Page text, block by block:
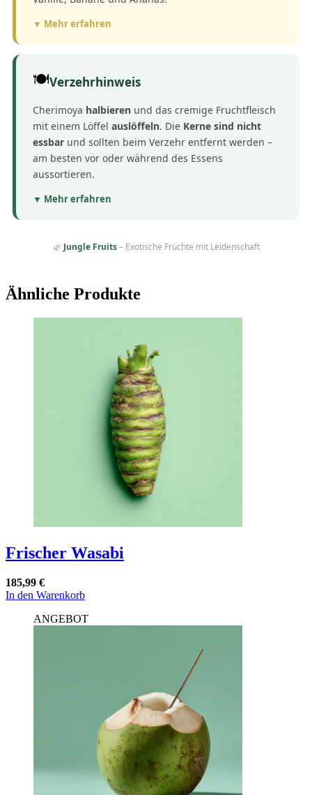
▼ Mehr erfahren
🍽️Verzehrhinweis
Cherimoya halbieren und das cremige Fruchtfleisch
mit einem Löffel auslöffeln. Die Kerne sind nicht
essbar und sollten beim Verzehr entfernt werden –
am besten vor oder während des Essens
aussortieren.
▼ Mehr erfahren
🌿 Jungle Fruits– Exotische Früchte mit Leidenschaft
Ähnliche Produkte
Frischer Wasabi
185,99 €
In den Warenkorb
ANGEBOT